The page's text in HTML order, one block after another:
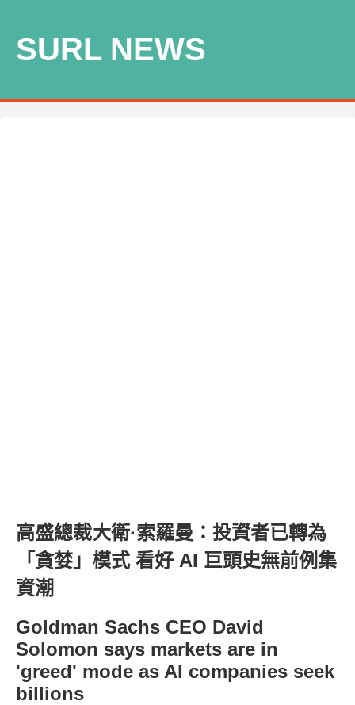
SURL NEWS
高盛總裁大衛·索羅曼：投資者已轉為
「貪婪」模式 看好 AI 巨頭史無前例集
資潮
Goldman Sachs CEO David
Solomon says markets are in
'greed' mode as AI companies seek
billions